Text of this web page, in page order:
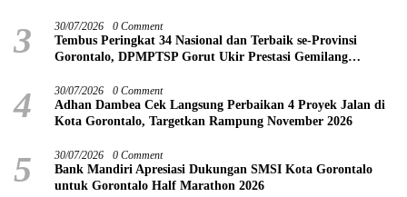
3 30/07/2026 0 Comment
Tembus Peringkat 34 Nasional dan Terbaik se-Provinsi
Gorontalo, DPMPTSP Gorut Ukir Prestasi Gemilang
4 30/07/2026 0 Comment
Adhan Dambea Cek Langsung Perbaikan 4 Proyek Jalan di
Kota Gorontalo, Targetkan Rampung November 2026
5 30/07/2026 0 Comment
Bank Mandiri Apresiasi Dukungan SMSI Kota Gorontalo
untuk Gorontalo Half Marathon 2026